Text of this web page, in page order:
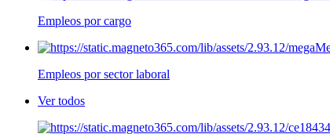
Empleos por cargo
Empleos por sector laboral
Ver todos